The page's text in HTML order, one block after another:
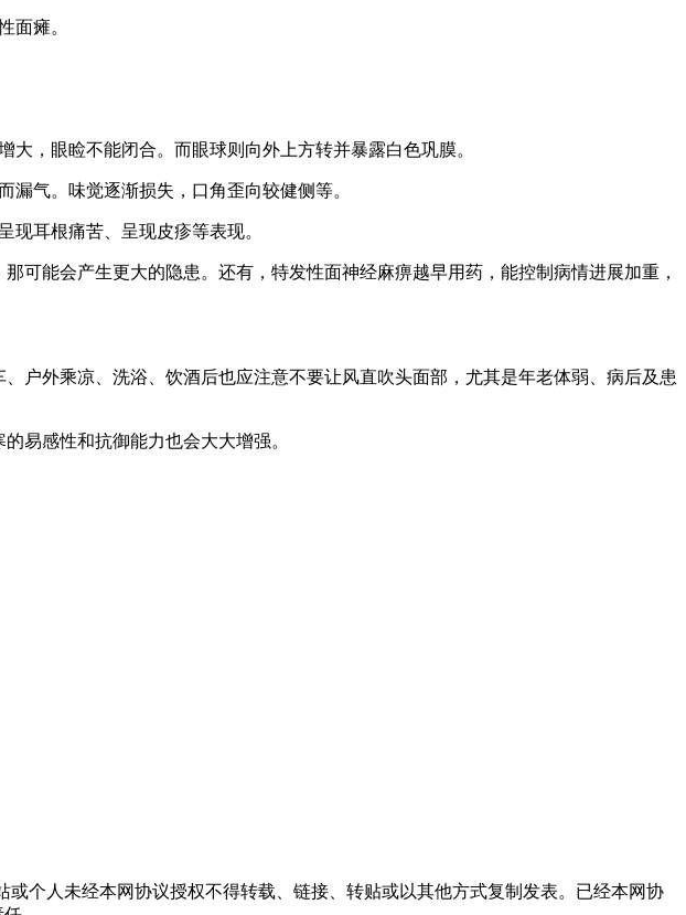
面瘫。
，眼睑不能闭合。而眼球则向外上方转并暴露白色巩膜。
漏气。味觉逐渐损失，口角歪向较健侧等。
现耳根痛苦、呈现皮疹等表现。
可能会产生更大的隐患。还有，特发性面神经麻痹越早用药，能控制病情进展加重，
户外乘凉、洗浴、饮酒后也应注意不要让风直吹头面部，尤其是年老体弱、病后及患
易感性和抗御能力也会大大增强。
个人未经本网协议授权不得转载、链接、转贴或以其他方式复制发表。已经本网协